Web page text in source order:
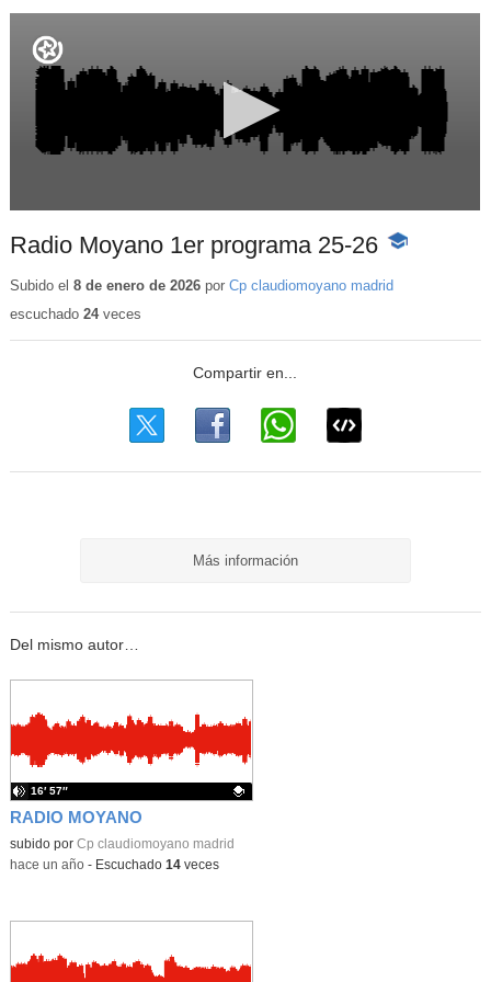
Radio Moyano 1er programa 25-26 -
educativo
Subido el 8 de enero de 2026por Cp claudiomoyano madrid
escuchado 24veces
Más información
Del mismo autor…
RADIO MOYANO
Contenido educativo.
subido por Cp claudiomoyano madrid
16′ 57″
-hace un año- Escuchado 14veces